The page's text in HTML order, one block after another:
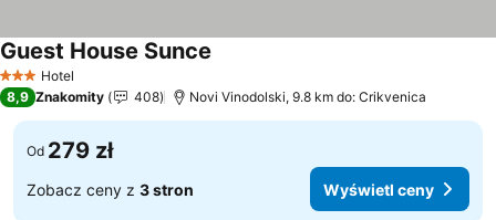
3 Kategoria
Hotel
Guest House Sunce
8,9 Znakomity 408 Novi Vinodolski, 9.8 km do: Crikvenica
Od 279 zł
Zobacz ceny z 3 stron Wyświetl ceny